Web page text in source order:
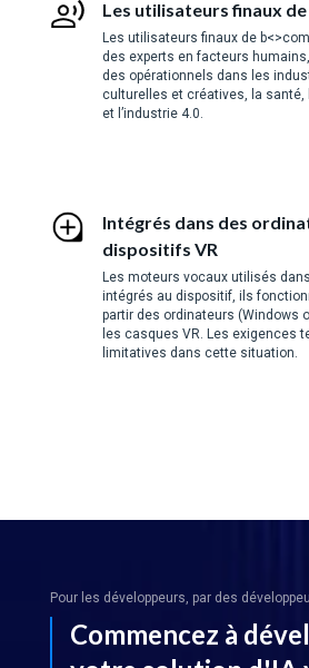
Les utilisateurs finaux
Les utilisateurs finaux de
des experts en facteurs
des opérationnels dans les
culturelles et créatives, la
et l’industrie 4.0.
Intégrés dans des
dispositifs VR
Les moteurs vocaux utilisés
intégrés au dispositif, ils
partir des ordinateurs (Windows
les casques VR. Les exigences
limitatives dans cette situation.
Pour les développeurs, par des
Commencez à